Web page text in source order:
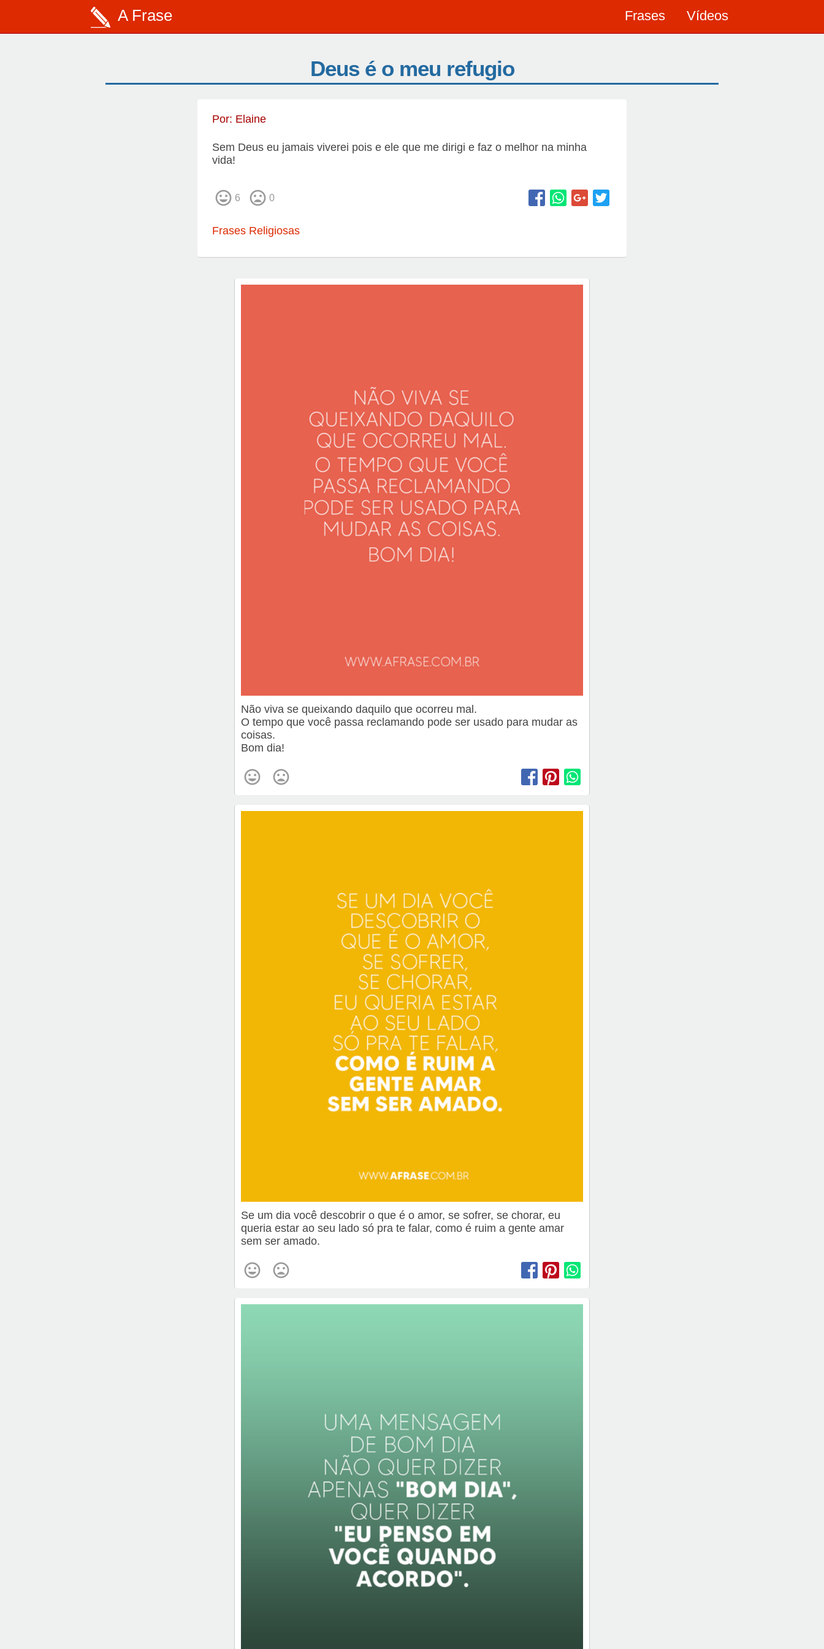
A Frase Frases Vídeos
Deus é o meu refugio
Por: Elaine
Sem Deus eu jamais viverei pois e ele que me dirigi e faz o melhor na minha
vida!
6 0
Frases Religiosas
Não viva se queixando daquilo que ocorreu mal.
O tempo que você passa reclamando pode ser usado para mudar as
coisas.
Bom dia!
Se um dia você descobrir o que é o amor, se sofrer, se chorar, eu
queria estar ao seu lado só pra te falar, como é ruim a gente amar
sem ser amado.